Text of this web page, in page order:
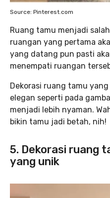
Source: Pinterest.com
Ruang tamu menjadi
ruangan yang pertama
yang datang pun pasti
menempati ruangan
Dekorasi ruang tamu
elegan seperti pada
menjadi lebih nyaman.
bikin tamu jadi betah, nih!
5. Dekorasi ruang
yang unik